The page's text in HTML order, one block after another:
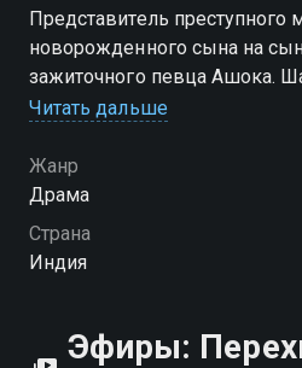
Представитель преступного
новорожденного сына на
зажиточного певца Ашока.
таким образом его сыну
Читать дальше
Жанр
Драма
Страна
Индия
Эфиры: